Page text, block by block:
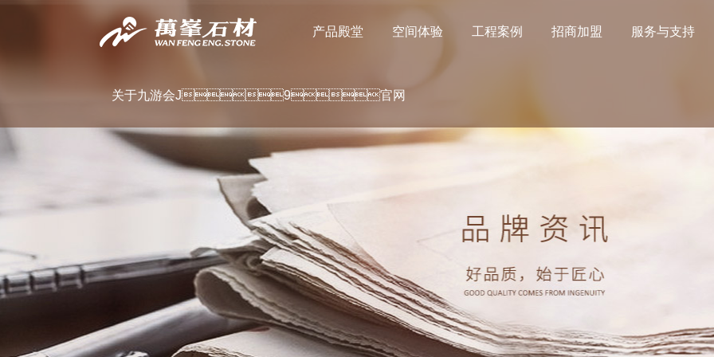
产品殿堂 空间体验 工程案例 招商加盟 服务与支持
关于九游会J9官网